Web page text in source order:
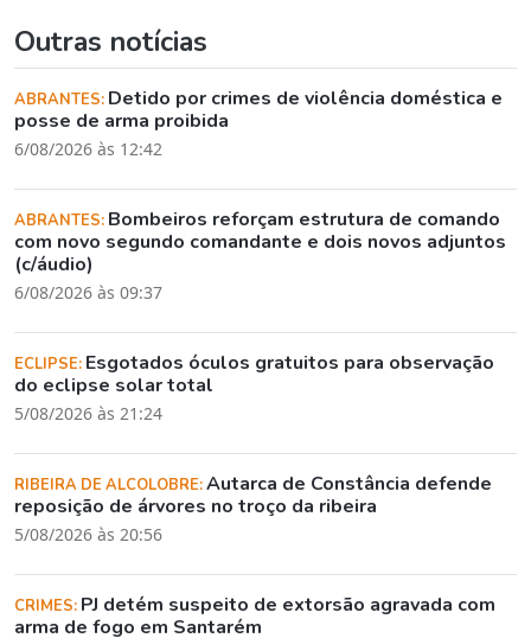
Outras notícias
ABRANTES: Detido por crimes de violência doméstica e
posse de arma proibida
6/08/2026 às 12:42
ABRANTES: Bombeiros reforçam estrutura de comando
com novo segundo comandante e dois novos adjuntos
(c/áudio)
6/08/2026 às 09:37
ECLIPSE: Esgotados óculos gratuitos para observação
do eclipse solar total
5/08/2026 às 21:24
RIBEIRA DE ALCOLOBRE:Autarca de Constância defende
reposição de árvores no troço da ribeira
5/08/2026 às 20:56
CRIMES: PJ detém suspeito de extorsão agravada com
arma de fogo em Santarém